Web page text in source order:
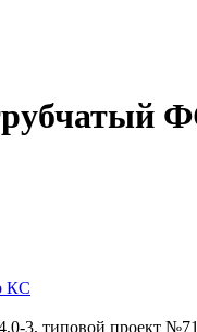
КС
3, типовой проект